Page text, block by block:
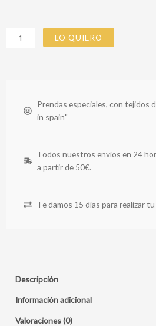
LO QUIERO
Prendas especiales, con tejidos
in spain"
Todos nuestros envíos en 24
a partir de 50€.
Te damos 15 días para realizar
Descripción
Información adicional
Valoraciones (0)